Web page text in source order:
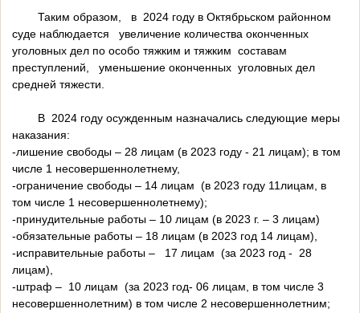
Таким образом, в 2024 году в Октябрьском районном
суде наблюдается увеличение количества оконченных
уголовных дел по особо тяжким и тяжким составам
преступлений, уменьшение оконченных уголовных дел
средней тяжести.
В 2024 году осужденным назначались следующие меры
наказания:
-лишение свободы – 28 лицам (в 2023 году - 21 лицам); в том
числе 1 несовершеннолетнему,
-ограничение свободы – 14 лицам (в 2023 году 11лицам, в
том числе 1 несовершеннолетнему);
-принудительные работы – 10 лицам (в 2023 г. – 3 лицам)
-обязательные работы – 18 лицам (в 2023 год 14 лицам),
-исправительные работы – 17 лицам (за 2023 год - 28
лицам),
-штраф – 10 лицам (за 2023 год- 06 лицам, в том числе 3
несовершеннолетним) в том числе 2 несовершеннолетним;